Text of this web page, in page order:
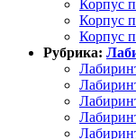
Корпус
Корпус
Корпус
Рубрика: